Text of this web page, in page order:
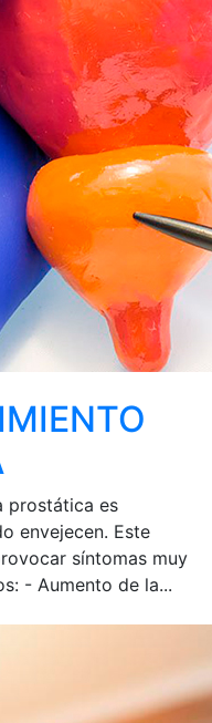
prostática es
envejecen. Este
síntomas muy
- Aumento de la...